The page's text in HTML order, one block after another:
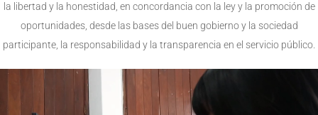
la libertad y la honestidad, en concordancia con la ley y la promoción de
oportunidades, desde las bases del buen gobierno y la sociedad
participante, la responsabilidad y la transparencia en el servicio público.